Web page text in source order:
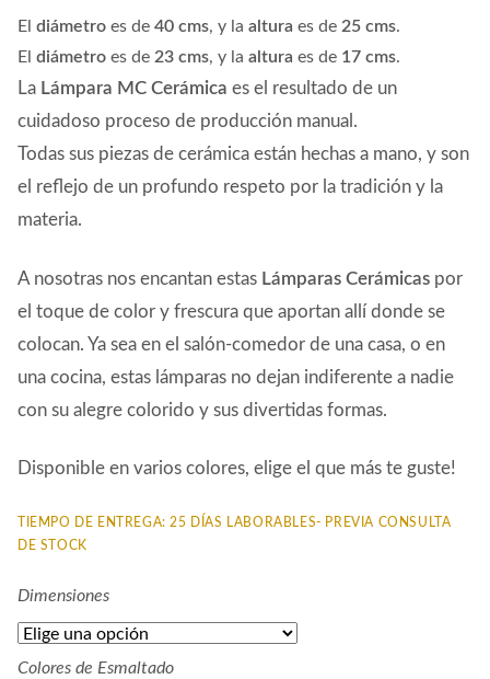
El diámetro es de 40 cms, y la altura es de 25 cms.
El diámetro es de 23 cms, y la altura es de 17 cms.
La Lámpara MC Cerámica es el resultado de un
cuidadoso proceso de producción manual.
Todas sus piezas de cerámica están hechas a mano, y son
el reflejo de un profundo respeto por la tradición y la
materia.
A nosotras nos encantan estas Lámparas Cerámicas por
el toque de color y frescura que aportan allí donde se
colocan. Ya sea en el salón-comedor de una casa, o en
una cocina, estas lámparas no dejan indiferente a nadie
con su alegre colorido y sus divertidas formas.
Disponible en varios colores, elige el que más te guste!
TIEMPO DE ENTREGA: 25 DÍAS LABORABLES- PREVIA CONSULTA
DE STOCK
Dimensiones
Colores de Esmaltado